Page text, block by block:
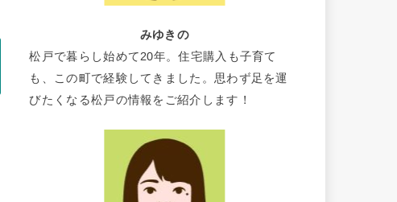
みゆきの
松戸で暮らし始めて20年。住宅購入も子育て
も、この町で経験してきました。思わず足を運
びたくなる松戸の情報をご紹介します！